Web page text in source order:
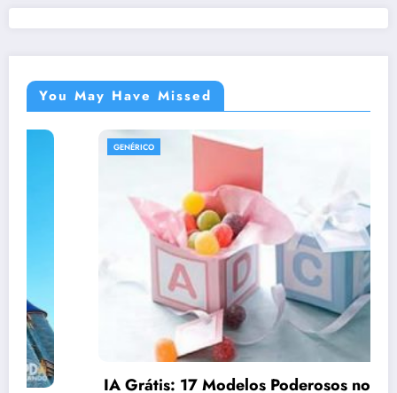
You May Have Missed
IA Grátis: 17 Modelos Poderosos no